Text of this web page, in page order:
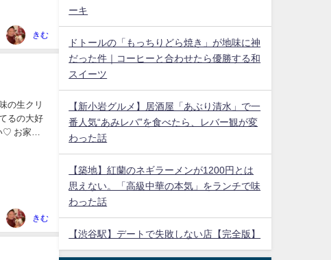
きむ
の生クリ
るの大好
♡ お家の
きむ
ーキ
ドトールの「もっちりどら焼き」が地味に神
だった件｜コーヒーと合わせたら優勝する和
スイーツ
【新小岩グルメ】居酒屋「あぶり清水」で一
番人気“あみレバ”を食べたら、レバー観が変
わった話
【築地】紅蘭のネギラーメンが1200円とは
思えない。「高級中華の本気」をランチで味
わった話
【渋谷駅】デートで失敗しない店【完全版】